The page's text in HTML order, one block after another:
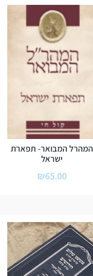
המהרל המבואר- תפארת
ישראל
₪65.00